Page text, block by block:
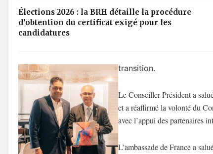
Élections 2026 : la BRH détaille la procédure
d’obtention du certificat exigé pour les
candidatures
transition.
Le Conseiller-Président a
et a réaffirmé la volonté du
avec l’appui des partenaires
L’ambassade de France a